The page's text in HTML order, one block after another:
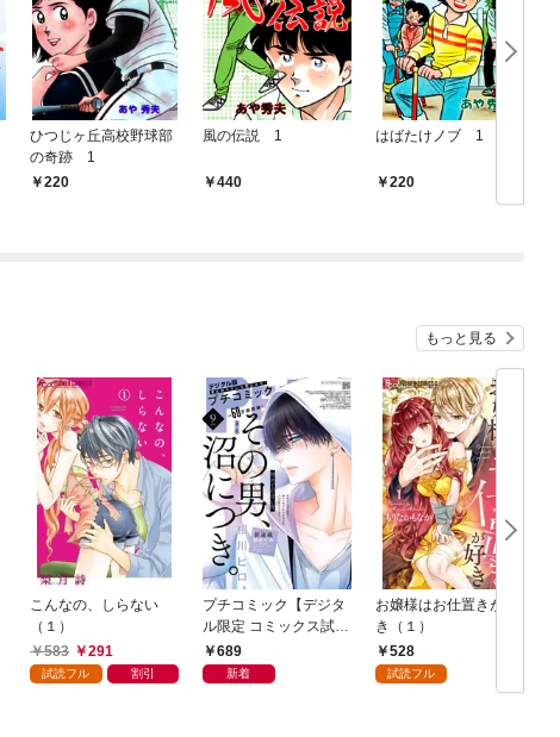
ひつじヶ丘高校野球部
の奇跡 1
220
風の伝説 1
440
はばたけノブ 1
220
もっと見る
こんなの、しらない
（１）
583
291
試読フル 割引
プチコミック【デジタ
ル限定 コミックス試し
読み特典付き】 2026
年9月号（2026年8月7
689
新着
お嬢様はお仕置きが好
き（１）
528
試読フル